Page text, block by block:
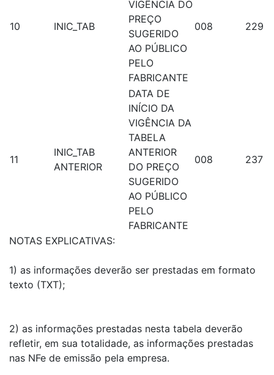
10 INIC_TAB
VIGÊNCIA DO
PREÇO
SUGERIDO
AO PÚBLICO
PELO
FABRICANTE
008 229
11
INIC_TAB
ANTERIOR
DATA DE
INÍCIO DA
VIGÊNCIA DA
TABELA
ANTERIOR
DO PREÇO
SUGERIDO
AO PÚBLICO
PELO
FABRICANTE
008 237
NOTAS EXPLICATIVAS:
1) as informações deverão ser prestadas em formato
texto (TXT);
2) as informações prestadas nesta tabela deverão
refletir, em sua totalidade, as informações prestadas
nas NFe de emissão pela empresa.